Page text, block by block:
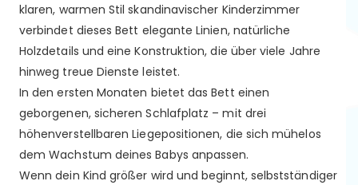
klaren, warmen Stil skandinavischer Kinderzimmer
verbindet dieses Bett elegante Linien, natürliche
Holzdetails und eine Konstruktion, die über viele Jahre
hinweg treue Dienste leistet.
In den ersten Monaten bietet das Bett einen
geborgenen, sicheren Schlafplatz – mit drei
höhenverstellbaren Liegepositionen, die sich mühelos
dem Wachstum deines Babys anpassen.
Wenn dein Kind größer wird und beginnt, selbstständiger